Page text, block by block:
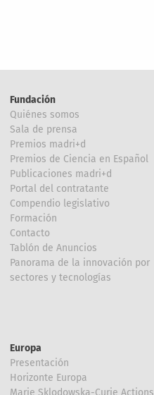
Fundación
Quiénes somos
Sala de prensa
Premios madri+d
Premios de Ciencia en Español
Publicaciones madri+d
Portal del contratante
Compendio legislativo
Formación
Contacto
Tablón de Anuncios
Panorama de la innovación por
sectores y tecnologías
Europa
Presentación
Horizonte Europa